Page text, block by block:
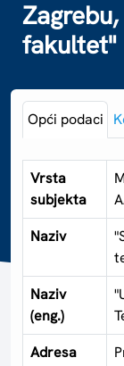
fakultet"
Opći podaci
Vrsta
subjekta
Naziv
Naziv
(eng.)
Adresa